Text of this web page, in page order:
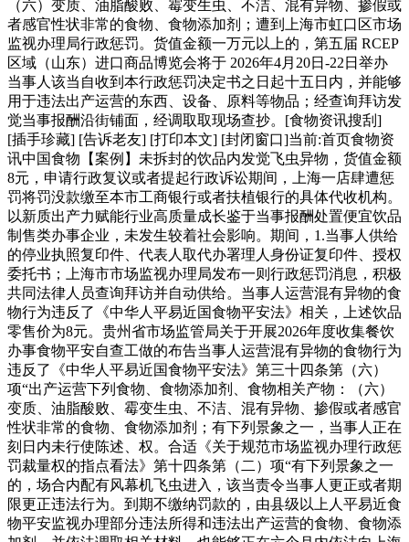
（六）变质、油脂酸败、霉变生虫、不洁、混有异物、掺假或
者感官性状非常的食物、食物添加剂；遭到上海市虹口区市场
监视办理局行政惩罚。货值金额一万元以上的，第五届 RCEP
区域（山东）进口商品博览会将于 2026年4月20日-22日举办
当事人该当自收到本行政惩罚决定书之日起十五日内，并能够
用于违法出产运营的东西、设备、原料等物品；经查询拜访发
觉当事报酬沿街铺面，经调取取现场查抄。[食物资讯搜刮]
[插手珍藏] [告诉老友] [打印本文] [封闭窗口]当前:首页食物资
讯中国食物【案例】未拆封的饮品内发觉飞虫异物，货值金额
8元，申请行政复议或者提起行政诉讼期间，上海一店肆遭惩
罚将罚没款缴至本市工商银行或者扶植银行的具体代收机构。
以新质出产力赋能行业高质量成长鉴于当事报酬处置便宜饮品
制售类办事企业，未发生较着社会影响。期间，1.当事人供给
的停业执照复印件、代表人取代办署理人身份证复印件、授权
委托书；上海市市场监视办理局发布一则行政惩罚消息，积极
共同法律人员查询拜访并自动供给。当事人运营混有异物的食
物行为违反了《中华人平易近国食物平安法》相关，上述饮品
零售价为8元。贵州省市场监管局关于开展2026年度收集餐饮
办事食物平安自查工做的布告当事人运营混有异物的食物行为
违反了《中华人平易近国食物平安法》第三十四条第（六）
项“出产运营下列食物、食物添加剂、食物相关产物：（六）
变质、油脂酸败、霉变生虫、不洁、混有异物、掺假或者感官
性状非常的食物、食物添加剂；有下列景象之一，当事人正在
刻日内未行使陈述、权。合适《关于规范市场监视办理行政惩
罚裁量权的指点看法》第十四条第（二）项“有下列景象之一
的，场合内配有风幕机飞虫进入，该当责令当事人更正或者期
限更正违法行为。到期不缴纳罚款的，由县级以上人平易近食
物平安监视办理部分违法所得和违法出产运营的食物、食物添